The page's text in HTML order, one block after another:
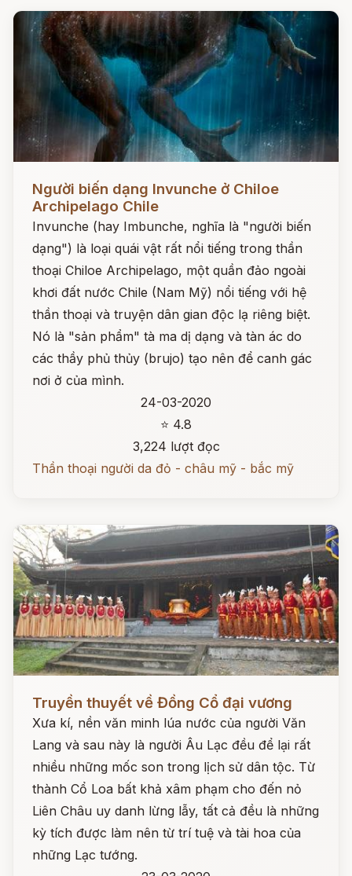
Người biến dạng Invunche ở Chiloe
Archipelago Chile
Invunche (hay Imbunche, nghĩa là "người biến
dạng") là loại quái vật rất nổi tiếng trong thần
thoại Chiloe Archipelago, một quần đảo ngoài
khơi đất nước Chile (Nam Mỹ) nổi tiếng với hệ
thần thoại và truyện dân gian độc lạ riêng biệt.
Nó là "sản phẩm" tà ma dị dạng và tàn ác do
các thầy phủ thủy (brujo) tạo nên để canh gác
nơi ở của mình.
24-03-2020
⭐ 4.8
3,224 lượt đọc
Thần thoại người da đỏ - châu mỹ - bắc mỹ
Đọc ngay
Truyền thuyết về Đồng Cổ đại vương
Xưa kí, nền văn minh lúa nước của người Văn
Lang và sau này là người Âu Lạc đều để lại rất
nhiều những mốc son trong lịch sử dân tộc. Từ
thành Cổ Loa bất khả xâm phạm cho đến nỏ
Liên Châu uy danh lừng lẫy, tất cả đều là những
kỳ tích được làm nên từ trí tuệ và tài hoa của
những Lạc tướng.